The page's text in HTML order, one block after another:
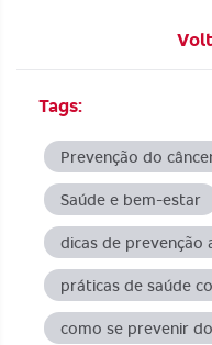
Tags:
Prevenção do
Saúde e bem-estar
dicas de prevenção
práticas de saúde
como se prevenir